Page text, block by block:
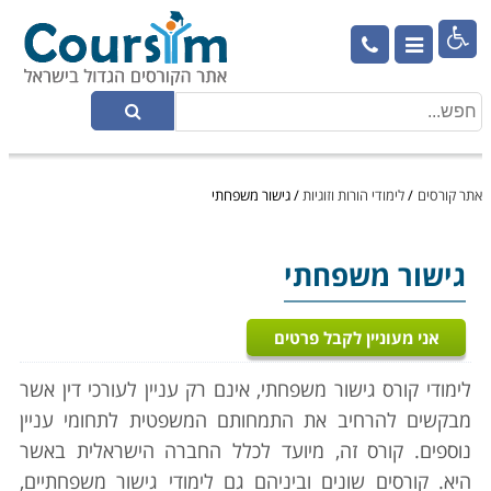

אתר קורסים /לימודי הורות וזוגיות/גישור משפחתי
גישור משפחתי
אני מעוניין לקבל פרטים
לימודי קורס גישור משפחתי, אינם רק עניין לעורכי דין אשר
מבקשים להרחיב את התמחותם המשפטית לתחומי עניין
נוספים. קורס זה, מיועד לכלל החברה הישראלית באשר
היא. קורסים שונים וביניהם גם לימודי גישור משפחתיים,